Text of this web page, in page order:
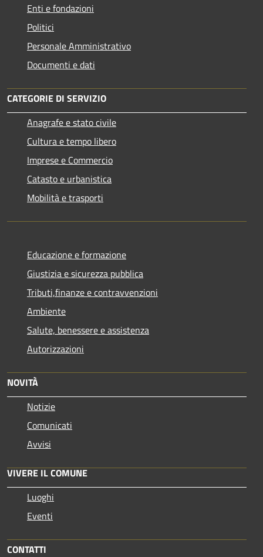
Enti e fondazioni
Politici
Personale Amministrativo
Documenti e dati
CATEGORIE DI SERVIZIO
Anagrafe e stato civile
Cultura e tempo libero
Imprese e Commercio
Catasto e urbanistica
Mobilità e trasporti
Educazione e formazione
Giustizia e sicurezza pubblica
Tributi,finanze e contravvenzioni
Ambiente
Salute, benessere e assistenza
Autorizzazioni
NOVITÀ
Notizie
Comunicati
Avvisi
VIVERE IL COMUNE
Luoghi
Eventi
CONTATTI